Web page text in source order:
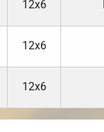
12х6
12х6
12х6